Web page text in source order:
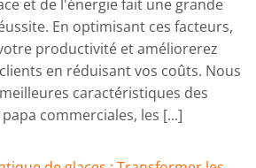
et de l'énergie fait une grande
En optimisant ces facteurs,
productivité et améliorerez
en réduisant vos coûts. Nous
caractéristiques des
commerciales, les [...]